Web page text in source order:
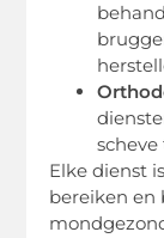
Elke dienst
bereiken en